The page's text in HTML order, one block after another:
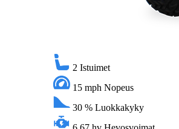
2 Istuimet
15 mph Nopeus
30 % Luokkakyky